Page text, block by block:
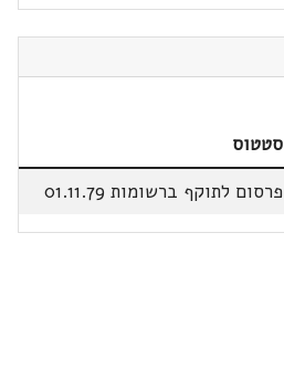
סטטוס
פרסום לתוקף ברשומות 01.11.79